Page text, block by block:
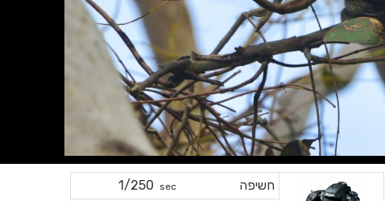
חשיפה sec
1/250